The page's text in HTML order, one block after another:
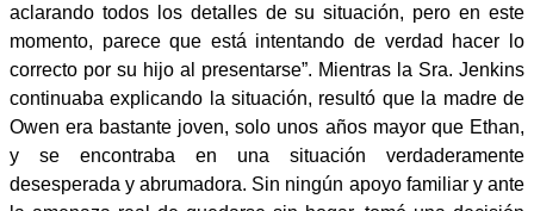
aclarando todos los detalles de su situación, pero en este
momento, parece que está intentando de verdad hacer lo
correcto por su hijo al presentarse”. Mientras la Sra. Jenkins
continuaba explicando la situación, resultó que la madre de
Owen era bastante joven, solo unos años mayor que Ethan,
y se encontraba en una situación verdaderamente
desesperada y abrumadora. Sin ningún apoyo familiar y ante